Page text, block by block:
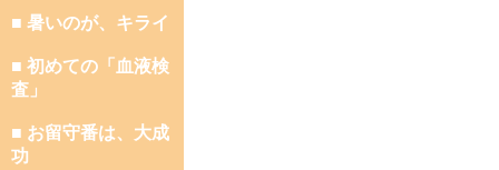
■ 暑いのが、キライ
■ 初めての「血液検
査」
■ お留守番は、大成
功